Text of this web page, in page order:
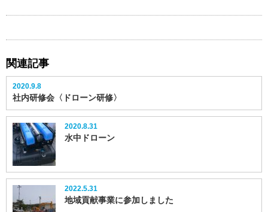
関連記事
2020.9.8
社内研修会〈ドローン研修〉
2020.8.31
水中ドローン
2022.5.31
地域貢献事業に参加しました